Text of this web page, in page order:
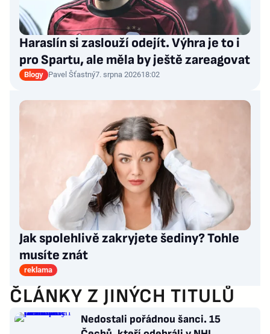
Haraslín si zaslouží odejít. Výhra je to i
pro Spartu, ale měla by ještě zareagovat
Blogy Pavel Šťastný7. srpna 202618:02
Jak spolehlivě zakryjete šediny? Tohle
musíte znát
reklama
ČLÁNKY Z JINÝCH TITULŮ
Nedostali pořádnou šanci. 15